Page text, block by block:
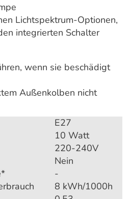
Lichtspektrum-Optionen,
integrierten Schalter
wenn sie beschädigt
Außenkolben nicht
E27
10 Watt
220-240V
Nein
-
8 kWh/1000h